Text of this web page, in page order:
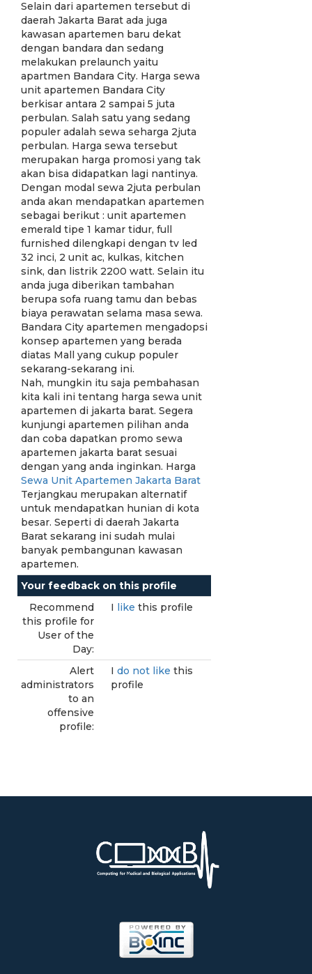
Selain dari apartemen tersebut di
daerah Jakarta Barat ada juga
kawasan apartemen baru dekat
dengan bandara dan sedang
melakukan prelaunch yaitu
apartmen Bandara City. Harga sewa
unit apartemen Bandara City
berkisar antara 2 sampai 5 juta
perbulan. Salah satu yang sedang
populer adalah sewa seharga 2juta
perbulan. Harga sewa tersebut
merupakan harga promosi yang tak
akan bisa didapatkan lagi nantinya.
Dengan modal sewa 2juta perbulan
anda akan mendapatkan apartemen
sebagai berikut : unit apartemen
emerald tipe 1 kamar tidur, full
furnished dilengkapi dengan tv led
32 inci, 2 unit ac, kulkas, kitchen
sink, dan listrik 2200 watt. Selain itu
anda juga diberikan tambahan
berupa sofa ruang tamu dan bebas
biaya perawatan selama masa sewa.
Bandara City apartemen mengadopsi
konsep apartemen yang berada
diatas Mall yang cukup populer
sekarang-sekarang ini.
Nah, mungkin itu saja pembahasan
kita kali ini tentang harga sewa unit
apartemen di jakarta barat. Segera
kunjungi apartemen pilihan anda
dan coba dapatkan promo sewa
apartemen jakarta barat sesuai
dengan yang anda inginkan. Harga
Sewa Unit Apartemen Jakarta Barat
Terjangkau merupakan alternatif
untuk mendapatkan hunian di kota
besar. Seperti di daerah Jakarta
Barat sekarang ini sudah mulai
banyak pembangunan kawasan
apartemen.
Your feedback on this profile
Recommend
this profile for
User of the
Day:
I like this profile
Alert
administrators
to an
offensive
profile:
I do not like this
profile